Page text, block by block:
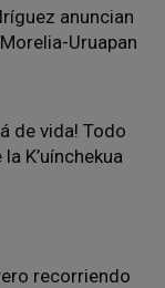
anuncian
Uruapan
de vida! Todo
K’uínchekua
recorriendo